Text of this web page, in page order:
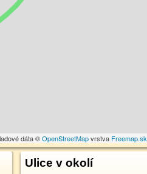
dáta ©OpenStreetMapvrstva Freemap.sk
Ulice v okolí